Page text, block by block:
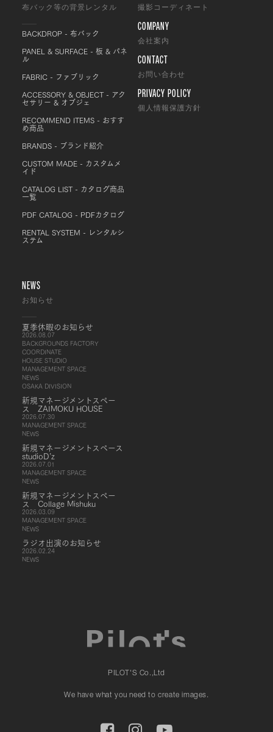
布バック等の背景レンタル
BACKDROP - 布バック
PANEL & SURFACE - 板 & パネ
ル
FABRIC - ファブリック
ACCESSORY & OBJECT - アク
セサリー & オブジェ
RECOMMEND ITEMS - おすす
め商品
BRANDS - ブランド紹介
CUSTOM MADE - カスタムメ
イド
CATALOG LIST - カタログ商品
一覧
PDF CATALOG - PDFカタログ
RENTAL SYSTEM - レンタルシ
ステム
撮影コーディネート
COMPANY
会社案内
CONTACT
お問い合わせ
PRIVACY POLICY
個人情報保護方針
NEWS
お知らせ
夏季休暇のお知らせ
2026.08.07
BACKGROUNDS FACTORY
COORDINATE
HOUSE STUDIO
MANAGEMENT SPACE
NEWS
OSAKA DIVISION
新規マネージメントスペー
ス ZAIMOKU HOUSE
2026.07.30
MANAGEMENT SPACE
NEWS
新規マネージメントスペース
studioD’z
2026.07.01
MANAGEMENT SPACE
NEWS
新規マネージメントスペー
ス Collage Mishuku
2026.03.09
MANAGEMENT SPACE
NEWS
ラジオ出演のお知らせ
2026.02.24
NEWS
PILOT'S Co.,Ltd
We have what you need to create images.